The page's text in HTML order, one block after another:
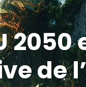
2050
de